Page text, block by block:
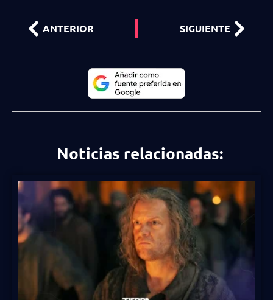
ANTERIOR SIGUIENTE
Noticias relacionadas: